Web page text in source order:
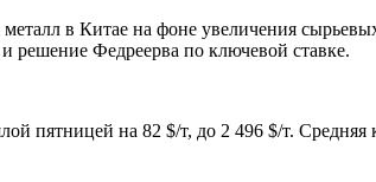
в Китае на фоне увеличения
решение Федреерва по ключевой ставке.
пятницей на 82 $/т, до 2 496 $/т. Средняя